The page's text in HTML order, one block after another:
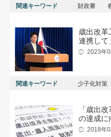
関連キーワード 財政審
歳出改革
連携して
2023年
関連キーワード 少子化対策
「歳出
の達成に
2018年